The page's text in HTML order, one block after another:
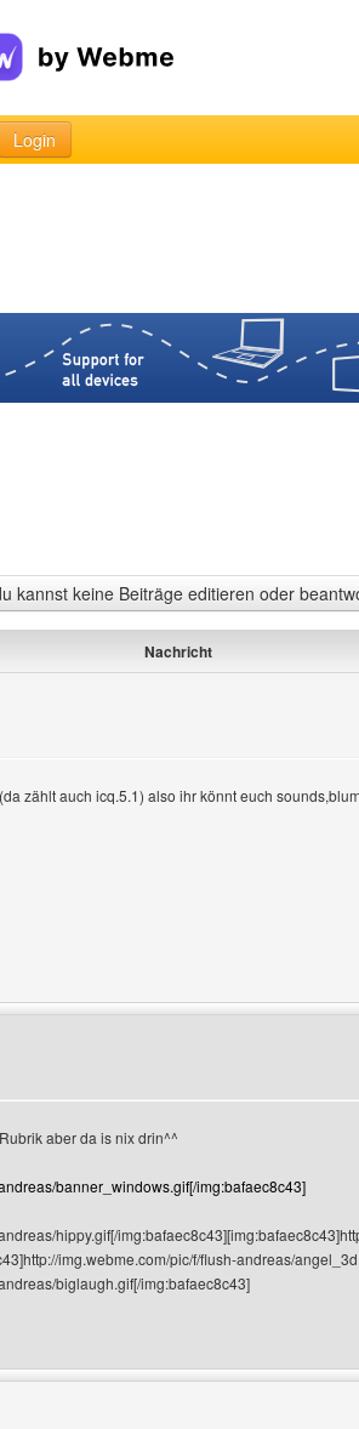
Login
kannst keine Beiträge editieren oder
Nachricht
zählt auch icq.5.1) also ihr könnt euch
aber da is nix drin^^
banner_windows.gif[/img:bafaec8c43]
hippy.gif[/
img.webme.com/pic/f/flush-andreas/
biglaugh.gif[/img:bafaec8c43]
andreas